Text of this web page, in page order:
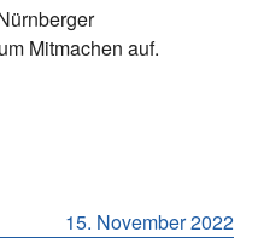
Mitmachen auf.
15. November 2022